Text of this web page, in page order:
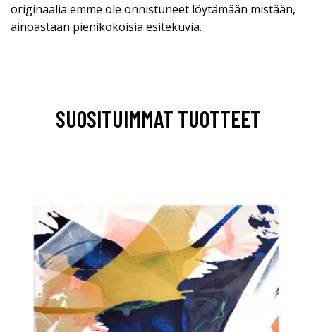
originaalia emme ole onnistuneet löytämään mistään,
ainoastaan pienikokoisia esitekuvia.
SUOSITUIMMAT TUOTTEET